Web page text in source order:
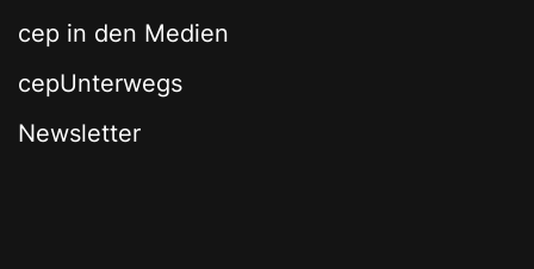
cep in den Medien
cepUnterwegs
Newsletter